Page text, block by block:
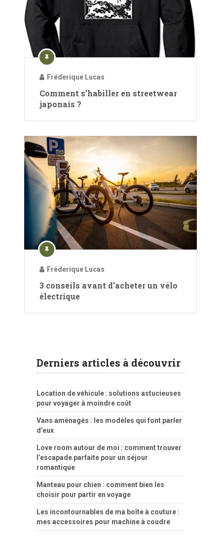
Fréderique Lucas
Comment s’habiller en streetwear
japonais ?
Fréderique Lucas
3 conseils avant d’acheter un vélo
électrique
Derniers articles à découvrir
Location de véhicule : solutions astucieuses
pour voyager à moindre coût
Vans aménagés : les modèles qui font parler
d’eux
Love room autour de moi : comment trouver
l’escapade parfaite pour un séjour
romantique
Manteau pour chien : comment bien les
choisir pour partir en voyage
Les incontournables de ma boîte à couture :
mes accessoires pour machine à coudre